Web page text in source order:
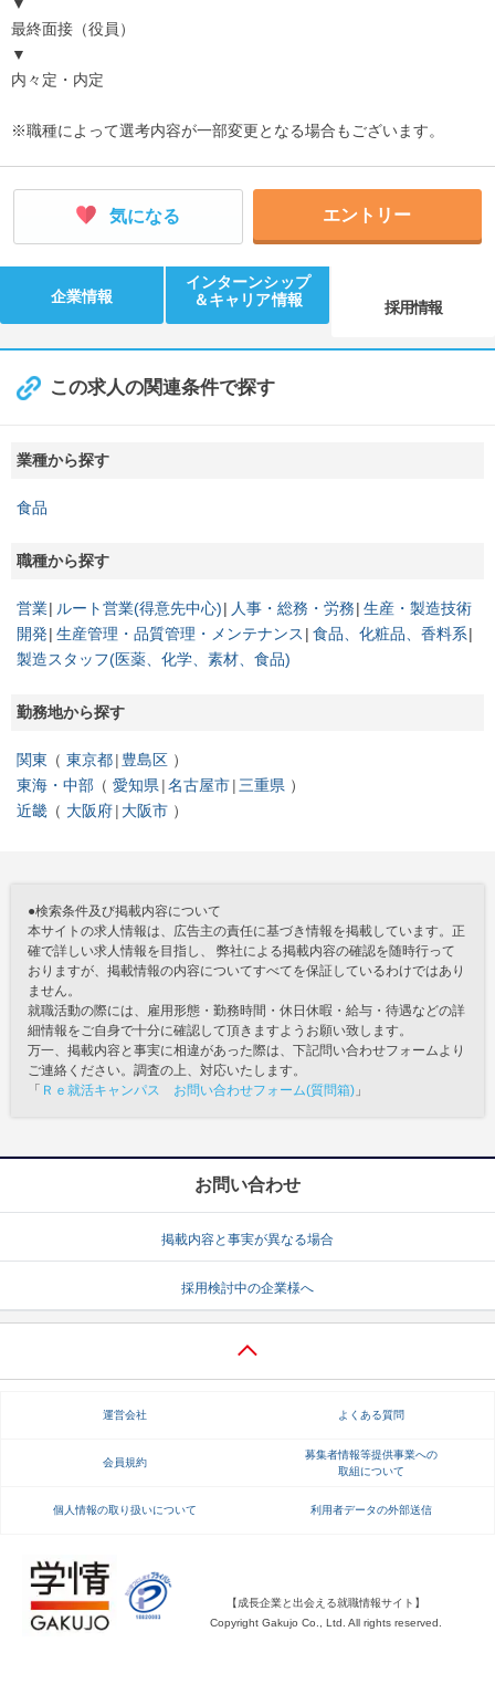
最終面接（役員）
▼
内々定・内定
※職種によって選考内容が一部変更となる場合もございます。
気になる エントリー
企業情報
インターンシップ
＆キャリア情報
採用情報
この求人の関連条件で探す
業種から探す
食品
職種から探す
営業 ルート営業(得意先中心) 人事・総務・労務 生産・製造技術
開発 生産管理・品質管理・メンテナンス
食品、化粧品、香料系
製造スタッフ(医薬、化学、素材、食品)
勤務地から探す
関東 東京都 豊島区
東海・中部
愛知県 名古屋市 三重県
近畿
大阪府 大阪市
●検索条件及び掲載内容について
本サイトの求人情報は、広告主の責任に基づき情報を掲載しています。正
確で詳しい求人情報を目指し、 弊社による掲載内容の確認を随時行って
おりますが、掲載情報の内容についてすべてを保証しているわけではあり
ません。
就職活動の際には、雇用形態・勤務時間・休日休暇・給与・待遇などの詳
細情報をご自身で十分に確認して頂きますようお願い致します。
万一、掲載内容と事実に相違があった際は、下記問い合わせフォームより
ご連絡ください。調査の上、対応いたします。
「 Ｒｅ就活キャンパス お問い合わせフォーム(質問箱) 」
お問い合わせ
掲載内容と事実が異なる場合
採用検討中の企業様へ
運営会社 よくある質問
会員規約
募集者情報等提供事業への
取組について
個人情報の取り扱いについて 利用者データの外部送信
【成長企業と出会える就職情報サイト】
Copyright Gakujo Co., Ltd. All rights reserved.